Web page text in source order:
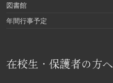
図書館
年間行事予定
在校生・保護者の方へ